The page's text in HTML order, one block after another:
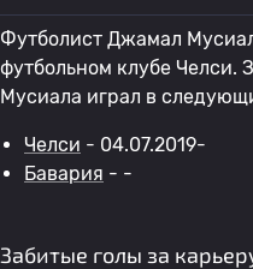
Футболист Джамал
футбольном клубе Челси.
Мусиала играл в
Челси - 04.07.2019-
Бавария - -
Забитые голы за